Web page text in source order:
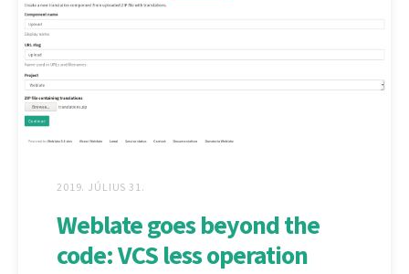
2019. JÚLIUS 31.
Weblate goes beyond the
code: VCS less operation